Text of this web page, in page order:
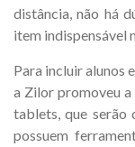
distância, não há
item indispensável
Para incluir alunos
a Zilor promoveu a
tablets, que serão
possuem